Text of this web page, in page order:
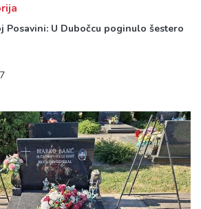
Posavini: U Dubočcu poginulo šestero